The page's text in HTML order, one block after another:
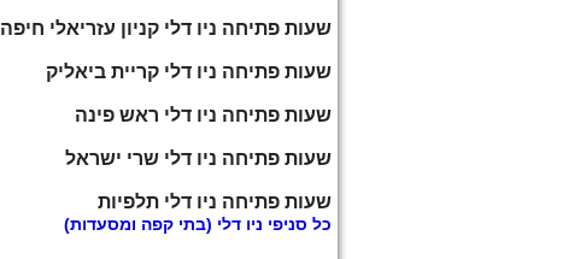
שעות פתיחה ניו דלי קניון עזריאלי חיפה
שעות פתיחה ניו דלי קריית ביאליק
שעות פתיחה ניו דלי ראש פינה
שעות פתיחה ניו דלי שרי ישראל
שעות פתיחה ניו דלי תלפיות
כל סניפי ניו דלי (בתי קפה ומסעדות)